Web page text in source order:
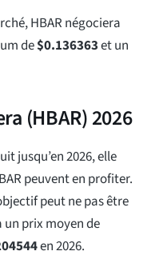
HBAR négociera
de$0.136363et un
(HBAR) 2026
jusqu’en 2026, elle
peuvent en profiter.
peut ne pas être
un prix moyen de
en 2026.